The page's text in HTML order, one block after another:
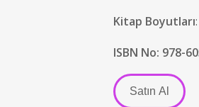
Kitap Boyutları:
ISBN No: 978-
Satın Al